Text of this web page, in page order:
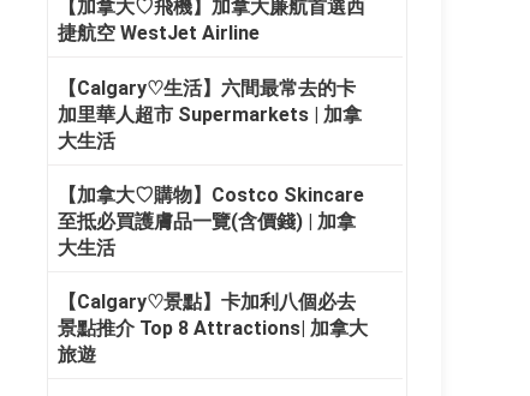
【加拿大♡飛機】加拿大廉航首選西
捷航空 WestJet Airline
【Calgary♡生活】六間最常去的卡
加里華人超市 Supermarkets | 加拿
大生活
【加拿大♡購物】Costco Skincare
至抵必買護膚品一覽(含價錢) | 加拿
大生活
【Calgary♡景點】卡加利八個必去
景點推介 Top 8 Attractions| 加拿大
旅遊